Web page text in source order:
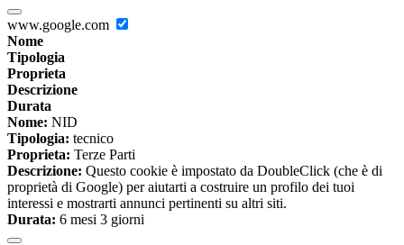
www.google.com
Nome
Tipologia
Proprieta
Descrizione
Durata
Nome: NID
Tipologia: tecnico
Proprieta: Terze Parti
Descrizione: Questo cookie è impostato da DoubleClick (che è di
proprietà di Google) per aiutarti a costruire un profilo dei tuoi
interessi e mostrarti annunci pertinenti su altri siti.
Durata: 6 mesi 3 giorni